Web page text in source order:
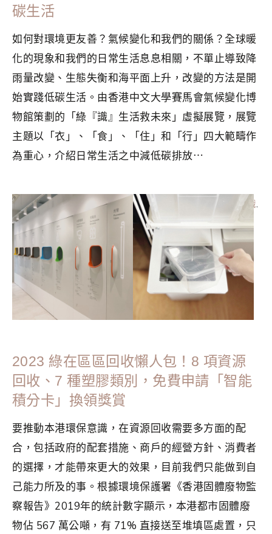
碳生活
如何對環境更友善？氣候變化和我們的關係？全球暖
化的現象和我們的日常生活息息相關，不單止導致降
雨量改變、生態失衡和海平面上升，改變的方法是開
始實踐低碳生活。由香港中文大學賽馬會氣候變化博
物館策劃的「綠『識』生活救未來」虛擬展覽，展覽
主題以「衣」、「食」、「住」和「行」四大範疇作
為重心，介紹日常生活之中減低碳排放⋯
分類：GREEN LIVING |標籤： 低碳生活 , 環保意識,
綠色生活,虛擬展覽
2023 綠在區區回收懶人包！8 項資源
回收、7 種塑膠類別，免費申請「智能
積分卡」換領獎賞
要推動本港環保意識，在資源回收需要多方面的配
合，包括政府的配套措施、商戶的經營方針、消費者
的選擇，才能帶來更大的效果，目前我們只能做到自
己能力所及的事。根據環境保護署《香港固體廢物監
察報告》2019年的統計數字顯示，本港都市固體廢
物佔 567 萬公噸，有 71% 直接送至堆填區處置，只